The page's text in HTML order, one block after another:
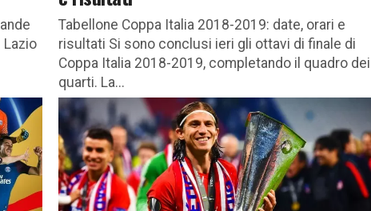
Lazio
Tabellone Coppa Italia 2018-2019: date, orari e
risultati Si sono conclusi ieri gli ottavi di finale di
Coppa Italia 2018-2019, completando il quadro dei
quarti. La...